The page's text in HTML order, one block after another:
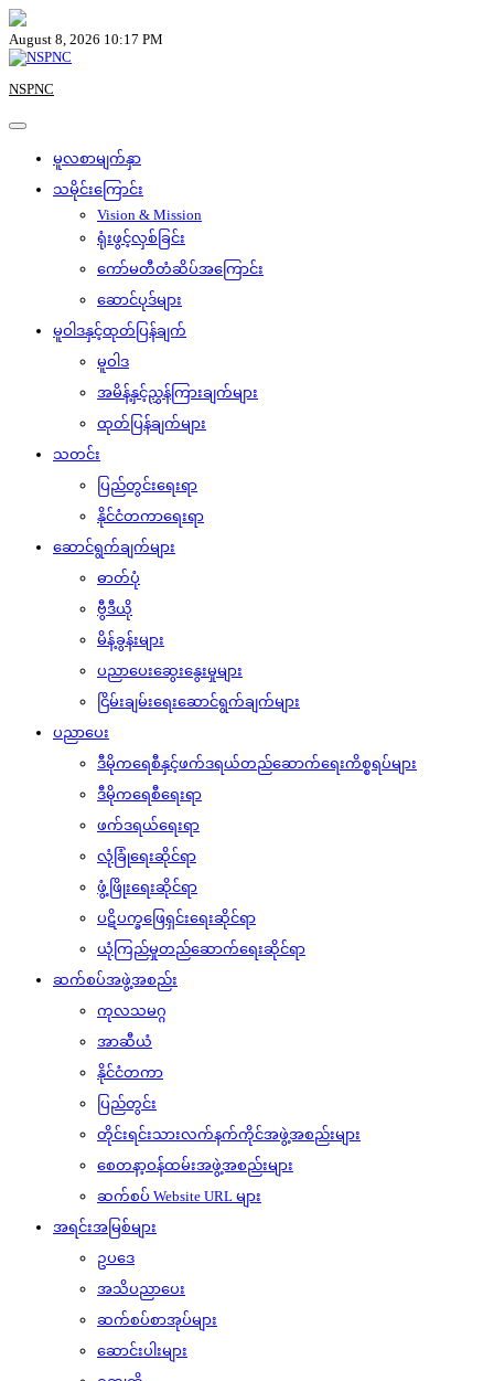
Skip
to
content
August 8, 2026 10:17 PM
NSPNC
မူလစာမျက်နှာ
သမိုင်းကြောင်း
Vision & Mission
ရုံးဖွင့်လှစ်ခြင်း
ကော်မတီတံဆိပ်အကြောင်း
ဆောင်ပုဒ်များ
မူဝါဒနှင့်ထုတ်ပြန်ချက်
မူဝါဒ
အမိန့်နှင့်ညွှန်ကြားချက်များ
ထုတ်ပြန်ချက်များ
သတင်း
ပြည်တွင်းရေးရာ
နိုင်ငံတကာရေးရာ
ဆောင်ရွက်ချက်များ
ဓာတ်ပုံ
ဗွီဒီယို
မိန့်ခွန်းများ
ပညာပေးဆွေးနွေးမှုများ
ငြိမ်းချမ်းရေးဆောင်ရွက်ချက်များ
ပညာပေး
ဒီမိုကရေစီနှင့်ဖက်ဒရယ်တည်ဆောက်‌ရေးကိစ္စရပ်များ
ဒီမိုကရေစီရေးရာ
ဖက်ဒရယ်ရေးရာ
လုံခြုံရေးဆိုင်ရာ
ဖွံ့ဖြိုးရေးဆိုင်ရာ
ပဋိပက္ခဖြေရှင်းရေးဆိုင်ရာ
ယုံကြည်မှုတည်ဆောက်ရေးဆိုင်ရာ
ဆက်စပ်အဖွဲ့အစည်း
ကုလသမဂ္ဂ
အာဆီယံ
နိုင်ငံတကာ
ပြည်တွင်း
တိုင်းရင်းသားလက်နက်ကိုင်အဖွဲ့အစည်းများ
စေတနာ့ဝန်ထမ်းအဖွဲ့အစည်းများ
ဆက်စပ် Website URL များ
အရင်းအမြစ်များ
ဥပဒေ
အသိပညာပေး
ဆက်စပ်စာအုပ်များ
ဆောင်းပါးများ